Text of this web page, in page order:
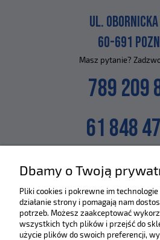
UL.
60-691
Masz pytanie?
789 209
61 848
Poznaj nas
Dbamy o Twoją
Pliki cookies i pokrewne im
działanie strony i pomagają nam
potrzeb. Możesz zaakceptować
wszystkich tych plików i przejść do
użycie plików do swoich preferencji,